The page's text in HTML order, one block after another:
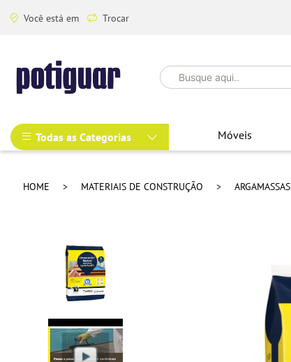
Você está em Trocar
Todas as Categorias Móveis
HOME MATERIAIS DE CONSTRUÇÃO ARGAMASSAS